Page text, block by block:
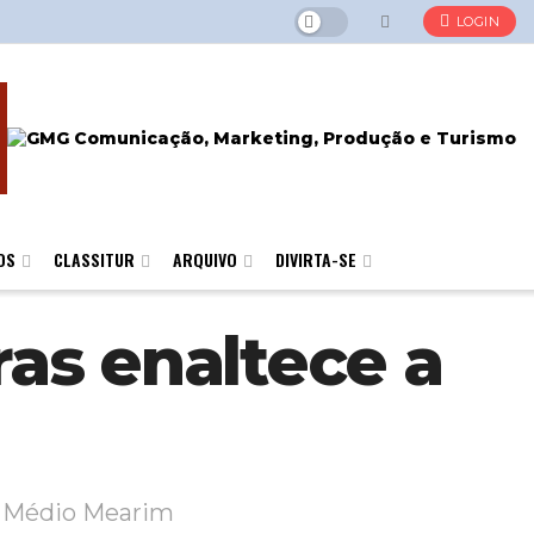
LOGIN
CLASSITUR ARQUIVO DIVIRTA-SE
enaltece a
Mearim